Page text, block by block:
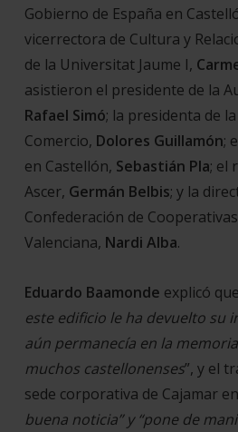
Gobierno de España en
vicerrectora de Cultura y
de la Universitat Jaume I,
asistieron el presidente de la
Rafael Simó; la presidenta de
Comercio, Dolores Guillamón;
en Castellón, Sebastián Pla; el
Ascer, Germán Belbis; y la
Confederación de
Valenciana, Nardi Alba.
Eduardo Baamonde explicó
este edificio le ha devuelto su
aún permanecía en la
muchos castellonenses”, y el
sede corporativa de Cajamar
buena noticia” y “pone de